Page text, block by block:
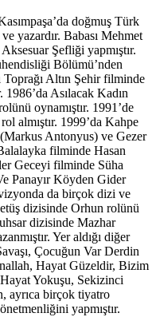
doğmuş Türk
yazardır. Babası Mehmet
Şefliği yapmıştır.
Bölümü’nden
Toprağı Altın Şehir filminde
Asılacak Kadın
oynamıştır. 1991’de
almıştır. 1999’da Kahpe
Antonyus) ve Gezer
filminde Hasan
Geceyi filminde Süha
Panayır Köyden Gider
da birçok dizi ve
dizisinde Orhun rolünü
dizisinde Mazhar
Yer aldığı diğer
Çocuğun Var Derdin
Hayat Güzeldir, Bizim
Yokuşu, Sekizinci
ayrıca birçok tiyatro
yapmıştır.